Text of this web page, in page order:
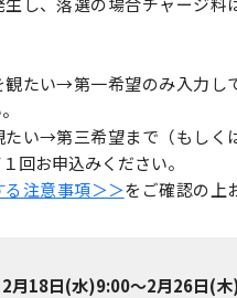
観たい→第一希望のみ入力し
たい→第三希望まで（もしく
回お申込みください。
注意事項＞＞をご確認の上
2月18日(水)9:00～2月26日(